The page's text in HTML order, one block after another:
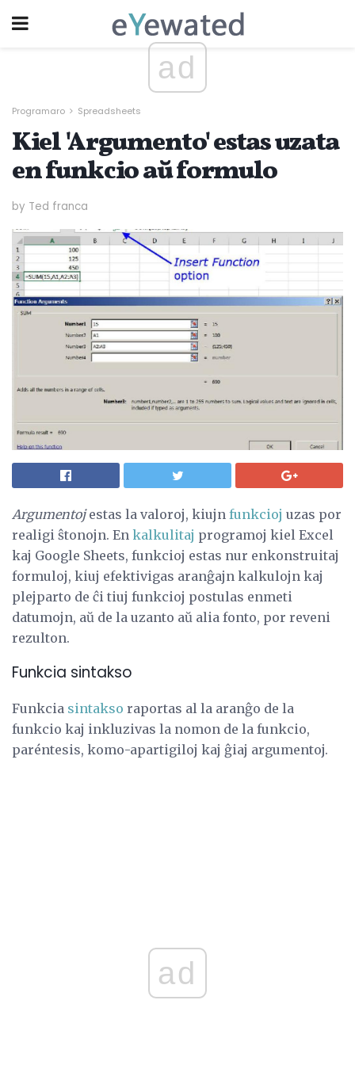
ad
Programaro Spreadsheets
Kiel 'Argumento' estas uzata
en funkcio aŭ formulo
by Ted franca
Argumentojestas la valoroj, kiujn funkcioj uzas por
realigi ŝtonojn. En kalkulitaj programoj kiel Excel
kaj Google Sheets, funkcioj estas nur enkonstruitaj
formuloj, kiuj efektivigas aranĝajn kalkulojn kaj
plejparto de ĉi tiuj funkcioj postulas enmeti
datumojn, aŭ de la uzanto aŭ alia fonto, por reveni
rezulton.
Funkcia sintakso
Funkcia sintakso raportas al la aranĝo de la
funkcio kaj inkluzivas la nomon de la funkcio,
paréntesis, komo-apartigiloj kaj ĝiaj argumentoj.
ad